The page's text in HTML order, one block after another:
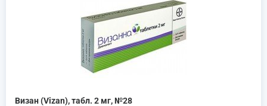
Визан (Vizan), табл. 2 мг, №28